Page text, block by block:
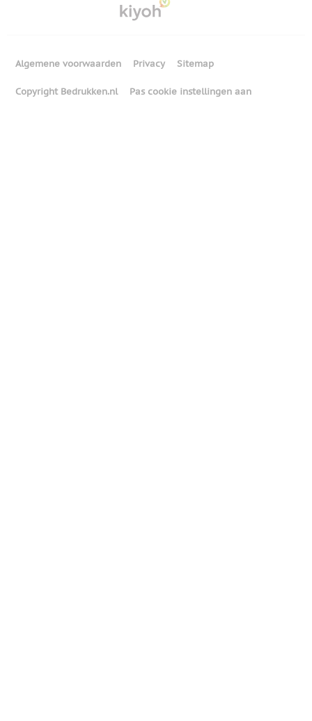
Algemene voorwaarden Privacy Sitemap
Copyright Bedrukken.nl Pas cookie instellingen aan